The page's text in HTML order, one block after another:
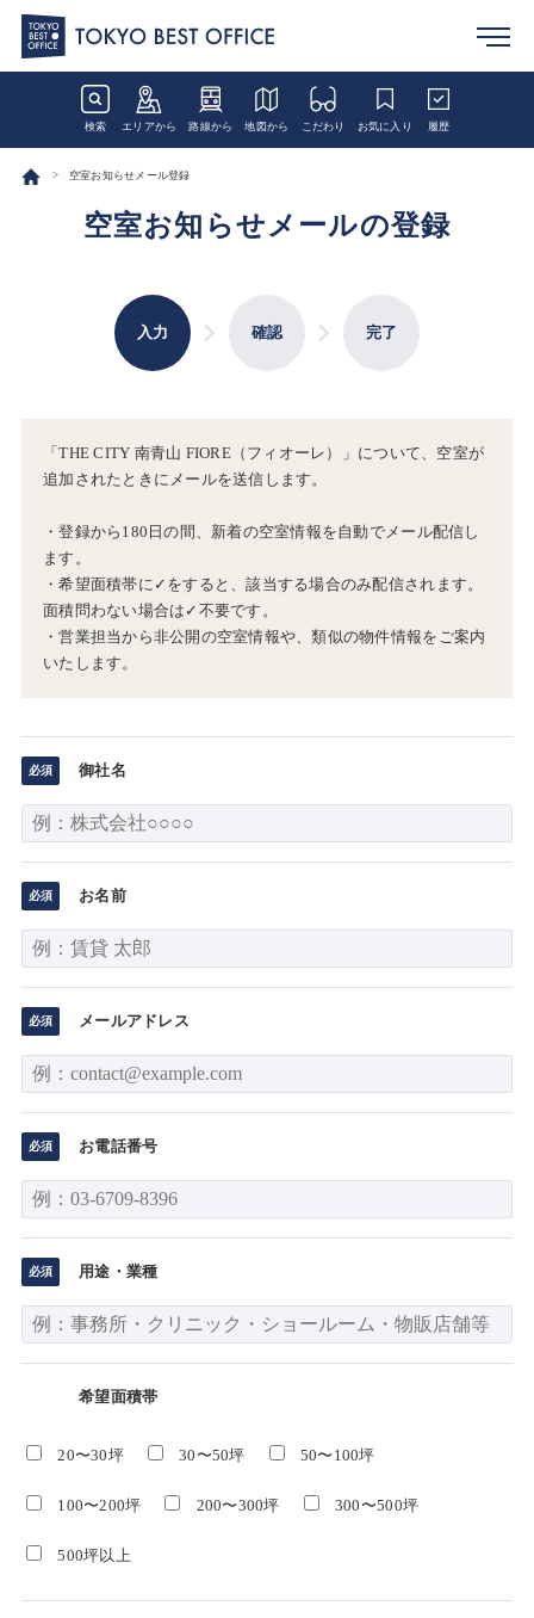
検索 エリアから 路線から 地図から こだわり お気に入り 履歴
空室お知らせメール登録
空室お知らせメールの登録
入力 確認 完了
「THE CITY 南青山 FIORE（フィオーレ）」について、空室が
追加されたときにメールを送信します。
・登録から180日の間、新着の空室情報を自動でメール配信し
ます。
・希望面積帯に✓をすると、該当する場合のみ配信されます。
面積問わない場合は✓不要です。
・営業担当から非公開の空室情報や、類似の物件情報をご案内
いたします。
御社名
お名前
メールアドレス
お電話番号
用途・業種
希望面積帯
20〜30坪 30〜50坪 50〜100坪
100〜200坪 200〜300坪 300〜500坪
500坪以上